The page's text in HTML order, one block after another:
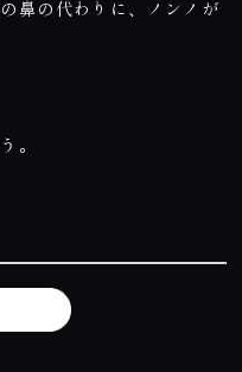
鼻の代わりに、ノンノが
。